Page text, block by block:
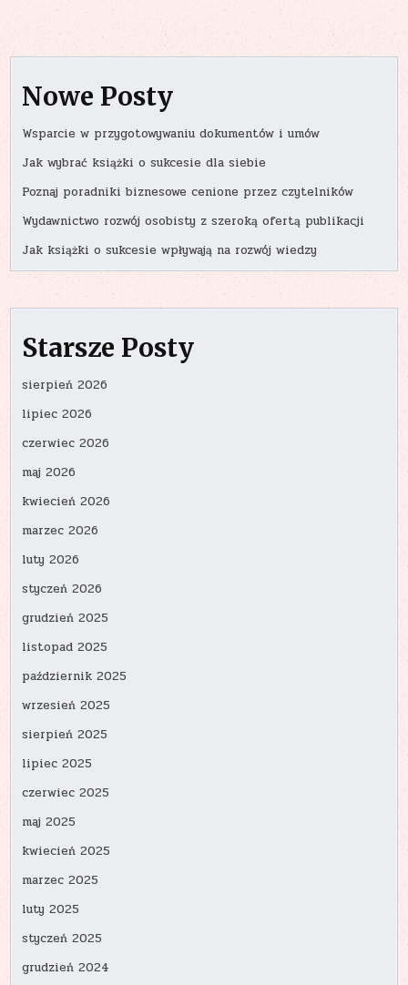
Nowe Posty
Wsparcie w przygotowywaniu dokumentów i umów
Jak wybrać książki o sukcesie dla siebie
Poznaj poradniki biznesowe cenione przez czytelników
Wydawnictwo rozwój osobisty z szeroką ofertą publikacji
Jak książki o sukcesie wpływają na rozwój wiedzy
Starsze Posty
sierpień 2026
lipiec 2026
czerwiec 2026
maj 2026
kwiecień 2026
marzec 2026
luty 2026
styczeń 2026
grudzień 2025
listopad 2025
październik 2025
wrzesień 2025
sierpień 2025
lipiec 2025
czerwiec 2025
maj 2025
kwiecień 2025
marzec 2025
luty 2025
styczeń 2025
grudzień 2024